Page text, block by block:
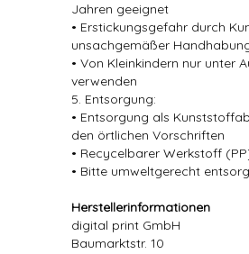
Jahren geeignet
• Erstickungsgefahr durch
unsachgemäßer
• Von Kleinkindern nur unter
verwenden
5. Entsorgung:
• Entsorgung als
den örtlichen Vorschriften
• Recycelbarer Werkstoff
• Bitte umweltgerecht
Herstellerinformationen
digital print GmbH
Baumarktstr. 10